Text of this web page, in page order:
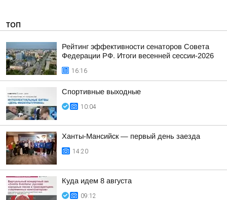
ТОП
Рейтинг эффективности сенаторов Совета
Федерации РФ. Итоги весенней сессии-2026
16:16
Спортивные выходные
10:04
Ханты-Мансийск — первый день заезда
14:20
Куда идем 8 августа
09:12